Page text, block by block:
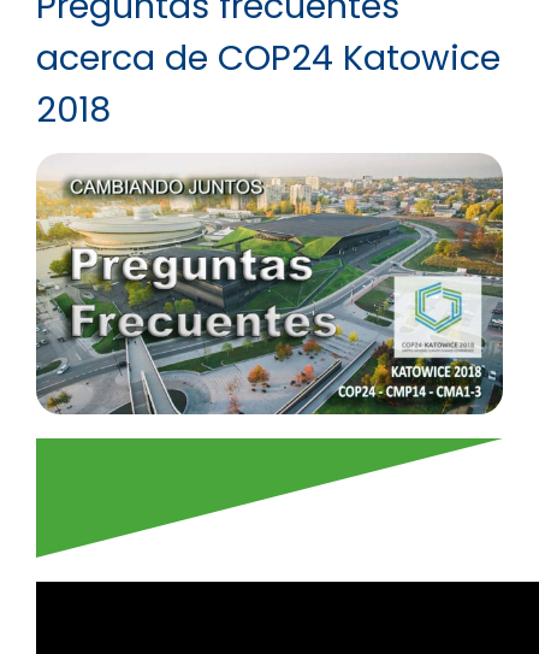
acerca de COP24 Katowice
2018